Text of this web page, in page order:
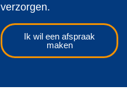
verzorgen.
Ik wil een afspraak
maken